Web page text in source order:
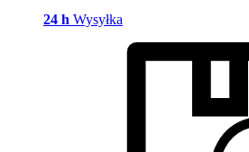
24 h Wysyłka